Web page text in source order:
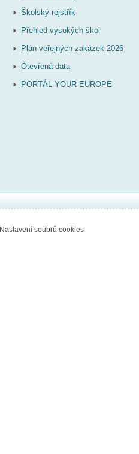
Školský rejstřík
Přehled vysokých škol
Plán veřejných zakázek 2026
Otevřená data
PORTÁL YOUR EUROPE
Nastavení soubrů cookies